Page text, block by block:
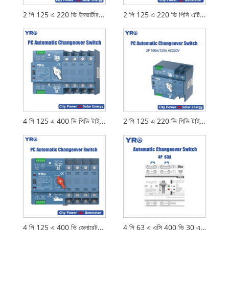
2 পি 125 এ 220 ভি ইনভার্টার টাইপ সৌর পিসি এটিএস 2 পি 125 এ 220 ভি পিসি এটিএস জেনারেটর টাইপ
4 পি 125 এ 400 ভি পিভি টাইপ পিসি এটিএস 2 পি 125 এ 220 ভি পিভি টাইপ পিসি এটিএস
4 পি 125 এ 400 ভি জেনারেটর টাইপ পিসি এটিএস 4 পি 63 এ এসি 400 ভি 30 এমএস সাদা নতুন এটিএস